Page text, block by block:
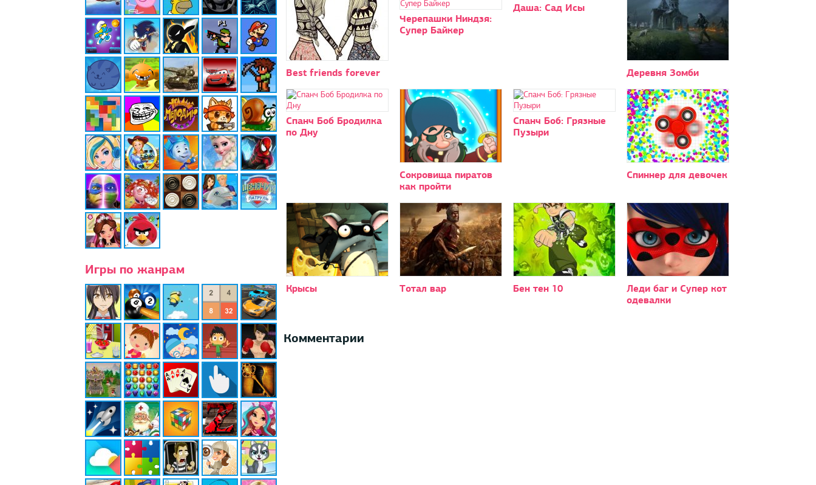
Игры по жанрам
Best friends forever
Черепашки Ниндзя:
Супер Байкер
Даша: Сад Исы
Деревня Зомби
Спанч Боб Бродилка
по Дну
Сокровища пиратов
как пройти
Спанч Боб: Грязные
Пузыри
Спиннер для девочек
Крысы Тотал вар Бен тен 10
Леди баг и Супер кот
одевалки
Комментарии